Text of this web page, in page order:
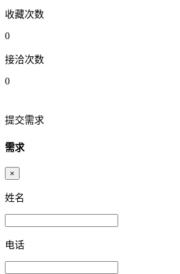
收藏次数
0
接洽次数
0
提交需求
需求
×
姓名
电话